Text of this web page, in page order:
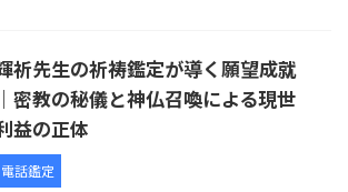
祈先生の祈祷鑑定が導く願望成就
｜密教の秘儀と神仏召喚による現世
益の正体
電話鑑定